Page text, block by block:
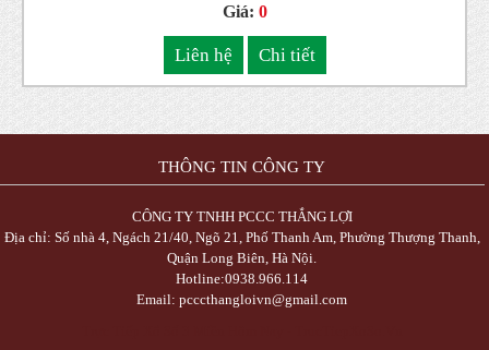
Giá: 0
Liên hệ Chi tiết
THÔNG TIN CÔNG TY
CÔNG TY TNHH PCCC THẮNG LỢI
Địa chỉ: Số nhà 4, Ngách 21/40, Ngõ 21, Phố Thanh Am, Phường Thượng Thanh,
Quận Long Biên, Hà Nội.
Hotline:0938.966.114
Email: pcccthangloivn@gmail.com